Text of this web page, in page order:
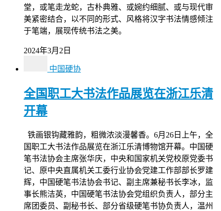
堂，或笔走龙蛇，古朴典雅、或婉约细腻、或与现代审
美紧密结合，以不同的形式、风格将汉字书法情感倾注
于笔端，展现传统书法之美。
2024年3月2日
中国硬协
全国职工大书法作品展览在浙江乐清
开幕
铁画银钩藏雅韵，粗微浓淡漫馨香。6月26日上午，全
国职工大书法作品展览在浙江乐清博物馆开幕。中国硬
笔书法协会主席张华庆，中央和国家机关党校原党委书
记、原中央直属机关工委行业协会党建工作部部长罗建
辉，中国硬笔书法协会书记、副主席兼秘书长李冰，监
事长熊洁英，中国硬笔书法协会党组织负责人，部分主
席团委员、副秘书长、部分省级硬笔书协负责人，温州